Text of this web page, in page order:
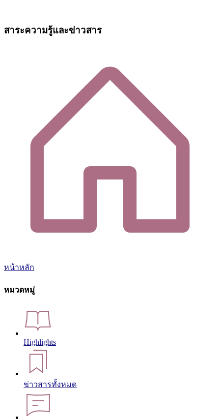
สาระความรู้และข่าวสาร
หน้าหลัก
หมวดหมู่
Highlights
ข่าวสารทั้งหมด